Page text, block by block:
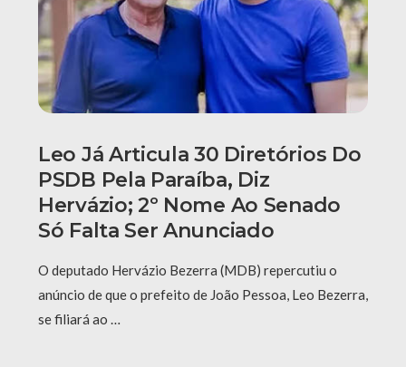
Leo Já Articula 30 Diretórios Do
PSDB Pela Paraíba, Diz
Hervázio; 2º Nome Ao Senado
Só Falta Ser Anunciado
O deputado Hervázio Bezerra (MDB) repercutiu o
anúncio de que o prefeito de João Pessoa, Leo Bezerra,
se filiará ao …